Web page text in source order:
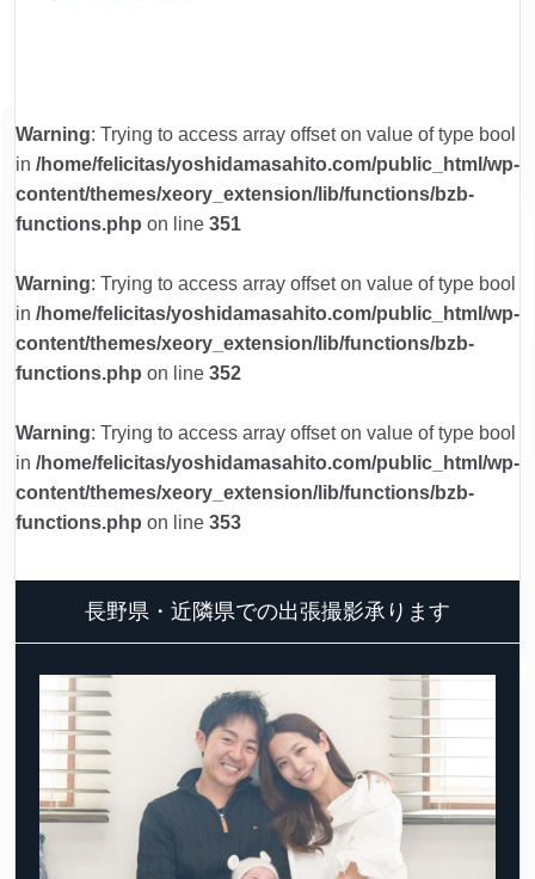
Warning: Trying to access array offset on value of type bool
in /home/felicitas/yoshidamasahito.com/public_html/wp-
content/themes/xeory_extension/lib/functions/bzb-
functions.php on line 351
Warning: Trying to access array offset on value of type bool
in /home/felicitas/yoshidamasahito.com/public_html/wp-
content/themes/xeory_extension/lib/functions/bzb-
functions.php on line 352
Warning: Trying to access array offset on value of type bool
in /home/felicitas/yoshidamasahito.com/public_html/wp-
content/themes/xeory_extension/lib/functions/bzb-
functions.php on line 353
長野県・近隣県での出張撮影承ります